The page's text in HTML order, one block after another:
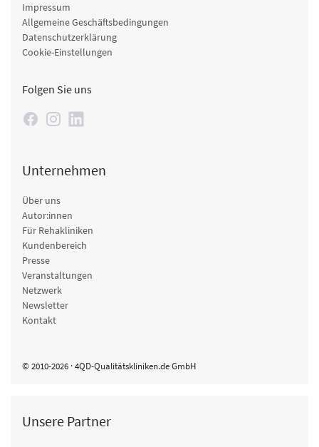
Impressum
Allgemeine Geschäftsbedingungen
Datenschutzerklärung
Cookie-Einstellungen
Folgen Sie uns
Unternehmen
Über uns
Autor:innen
Für Rehakliniken
Kundenbereich
Presse
Veranstaltungen
Netzwerk
Newsletter
Kontakt
© 2010-2026 · 4QD-Qualitätskliniken.de GmbH
Unsere Partner